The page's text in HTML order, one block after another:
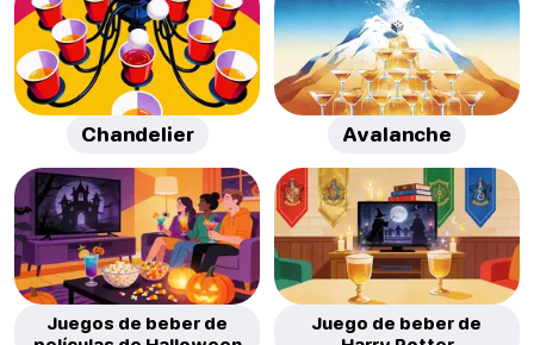
Chandelier Avalanche
Juegos de beber de
Juego de beber de